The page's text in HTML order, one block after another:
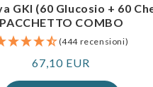
GKI (60 Glucosio + 60
PACCHETTO COMBO
(444 recensioni)
Prezzo
normale
67,10 EUR